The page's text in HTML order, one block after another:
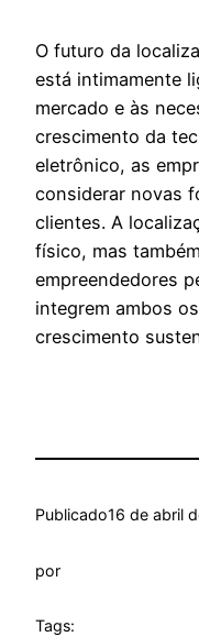
O futuro da
está intimamente
mercado e às
crescimento da
eletrônico, as
considerar novas
clientes. A
físico, mas
empreendedores
integrem ambos
crescimento
Publicado16 de abril
por
Tags: